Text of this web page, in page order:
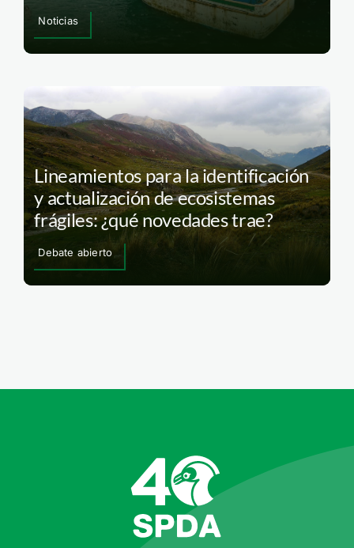
Noticias
Lineamientos para la identificación
y actualización de ecosistemas
frágiles: ¿qué novedades trae?
Debate abierto